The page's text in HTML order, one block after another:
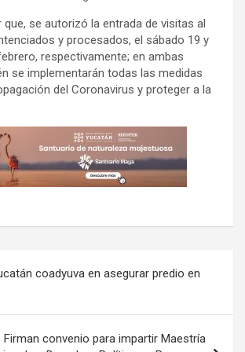
que, se autorizó la entrada de visitas al
y procesados, el sábado 19 y
respectivamente; en ambas
se implementarán todas las medidas
del Coronavirus y proteger a la
coadyuva en asegurar predio en
Firman convenio para impartir Maestría